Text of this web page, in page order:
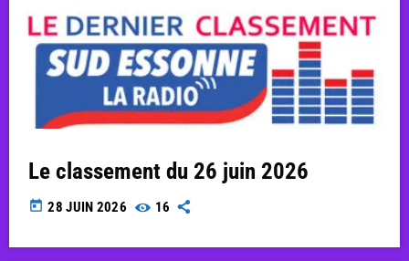
Le classement du 26 juin 2026
today 28 JUIN 2026 16